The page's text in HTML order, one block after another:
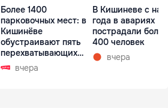
Более 1400
парковочных мест: в
Кишинёве
обустраивают пять
перехватывающих
парковок
вчера
В Кишиневе с
года в авариях
пострадали более
400 человек
вчера